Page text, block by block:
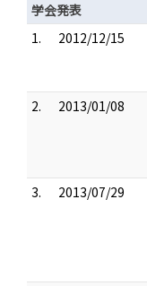
学会発表
1.
2012/12/15
2.
2013/01/08
3.
2013/07/29